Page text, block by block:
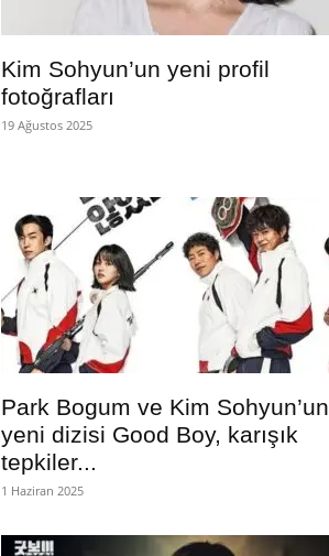
Kim Sohyun’un yeni profil
fotoğrafları
19 Ağustos 2025
Park Bogum ve Kim Sohyun’un
yeni dizisi Good Boy, karışık
tepkiler...
1 Haziran 2025